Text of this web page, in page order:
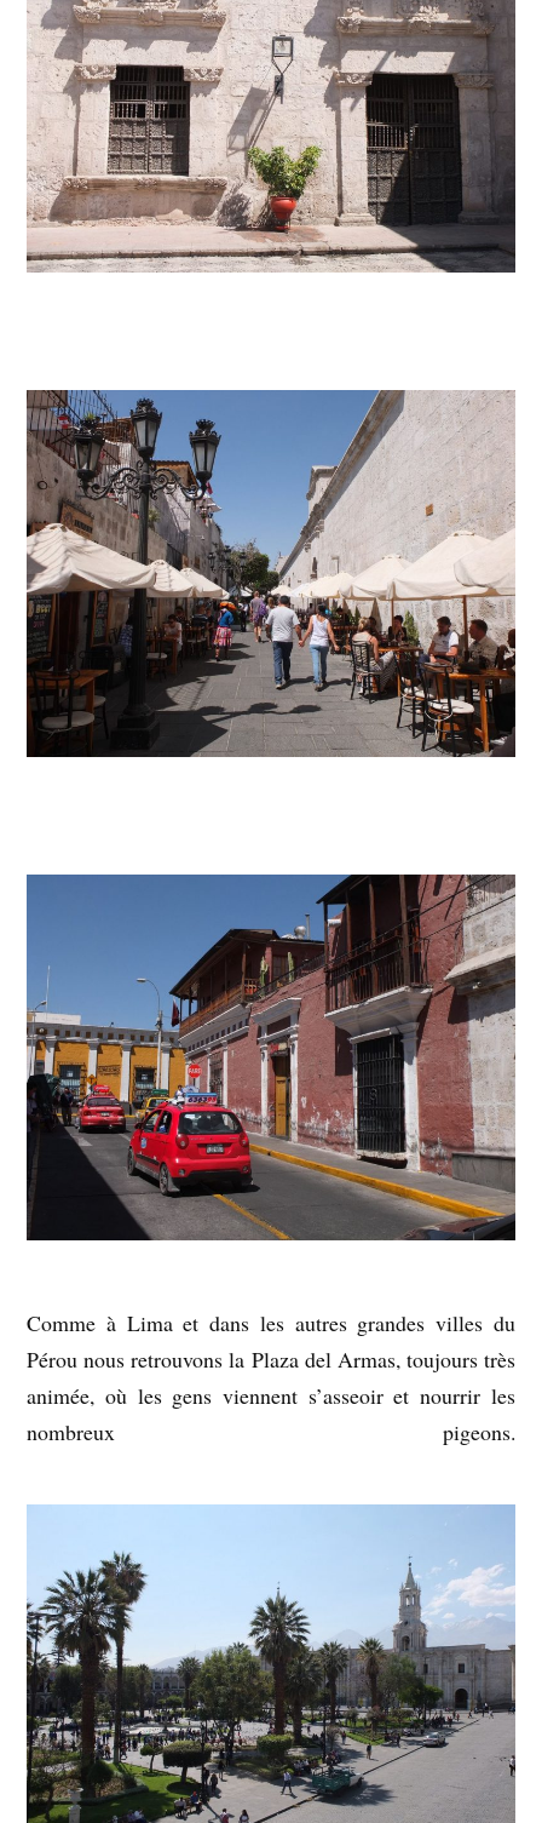
Comme à Lima et dans les autres grandes villes du
Pérou nous retrouvons la Plaza del Armas, toujours très
animée, où les gens viennent s’asseoir et nourrir les
nombreux pigeons.